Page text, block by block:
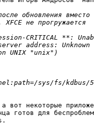
вот некоторые
готов для